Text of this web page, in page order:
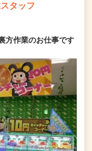
タッフ
方作業のお仕事です